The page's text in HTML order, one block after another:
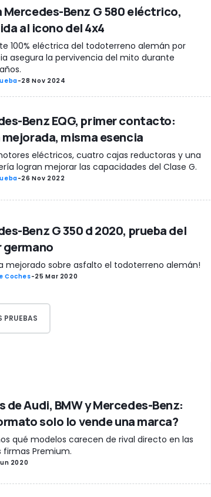
Mercedes-Benz G 580 eléctrico,
al icono del 4x4
100% eléctrica del todoterreno alemán por
asegura la pervivencia del mito durante
-28 Nov 2024
Benz EQG, primer contacto:
misma esencia
eléctricos, cuatro cajas reductoras y una
logran mejorar las capacidades del Clase G.
-26 Nov 2022
Benz G 350 d 2020, prueba del
germano
mejorado sobre asfalto el todoterreno alemán!
Coches-25 Mar 2020
PRUEBAS
de Audi, BMW y Mercedes-Benz:
solo lo vende una marca?
qué modelos carecen de rival directo en las
firmas Premium.
2020